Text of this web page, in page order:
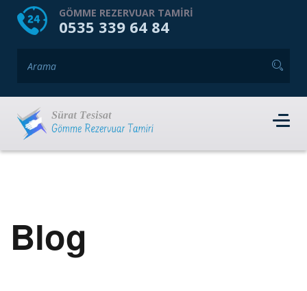
HOME HAKKIMIZDA
GÖMME REZERVUAR TAMIRI
0535 339 64 84
Blog